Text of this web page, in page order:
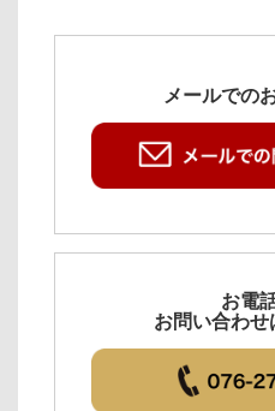
メールでの
お電
お問い合わ